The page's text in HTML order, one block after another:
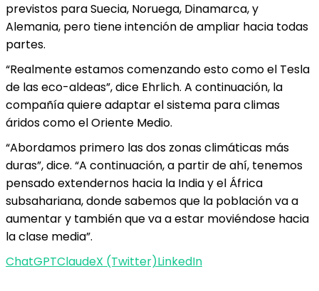
previstos para Suecia, Noruega, Dinamarca, y
Alemania, pero tiene intención de ampliar hacia todas
partes.
“Realmente estamos comenzando esto como el Tesla
de las eco-aldeas”, dice Ehrlich. A continuación, la
compañía quiere adaptar el sistema para climas
áridos como el Oriente Medio.
“Abordamos primero las dos zonas climáticas más
duras”, dice. “A continuación, a partir de ahí, tenemos
pensado extendernos hacia la India y el África
subsahariana, donde sabemos que la población va a
aumentar y también que va a estar moviéndose hacia
la clase media”.
ChatGPTClaudeX (Twitter)LinkedIn